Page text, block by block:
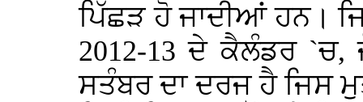
ਪਿੱਛੜ ਹੋ ਜਾਦੀਆਂ ਹਨ।
2012-13 ਦੇ ਕੈਲੰਡਰ `ਚ,
ਸਤੰਬਰ ਦਾ ਦਰਜ ਹੈ ਜਿਸ